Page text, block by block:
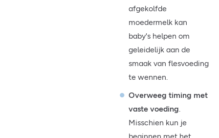
afgekolfde
moedermelk kan
baby's helpen om
geleidelijk aan de
smaak van flesvoeding
te wennen.
Overweeg timing met
vaste voeding.
Misschien kun je